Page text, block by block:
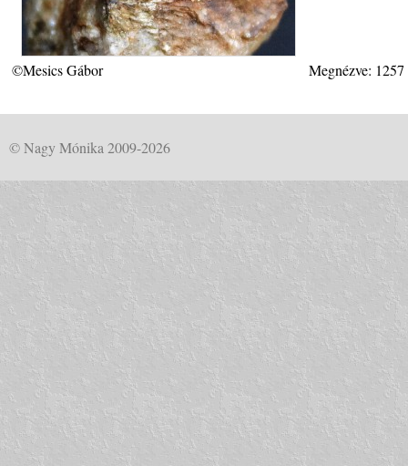
©Mesics Gábor Megnézve:
© Nagy Mónika 2009-2026